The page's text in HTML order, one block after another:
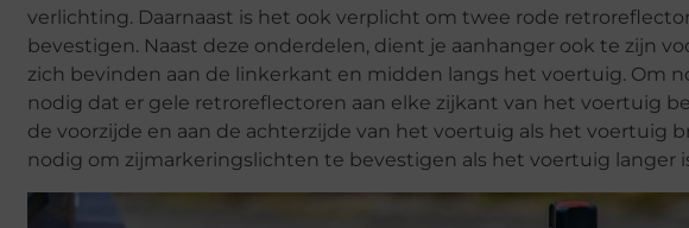
verlichting. Daarnaast is het ook verplicht om twee rode
bevestigen. Naast deze onderdelen, dient je aanhanger ook te zijn
zich bevinden aan de linkerkant en midden langs het voertuig. Om
nodig dat er gele retroreflectoren aan elke zijkant van het voertuig
de voorzijde en aan de achterzijde van het voertuig als het voertuig
nodig om zijmarkeringslichten te bevestigen als het voertuig langer